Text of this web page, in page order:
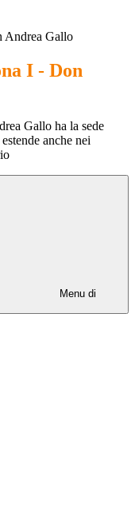
Andrea Gallo
I - Don
Gallo ha la sede
anche nei
Menu di